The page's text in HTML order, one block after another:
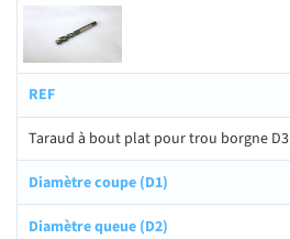
Taraud à bout plat pour trou borgne D3